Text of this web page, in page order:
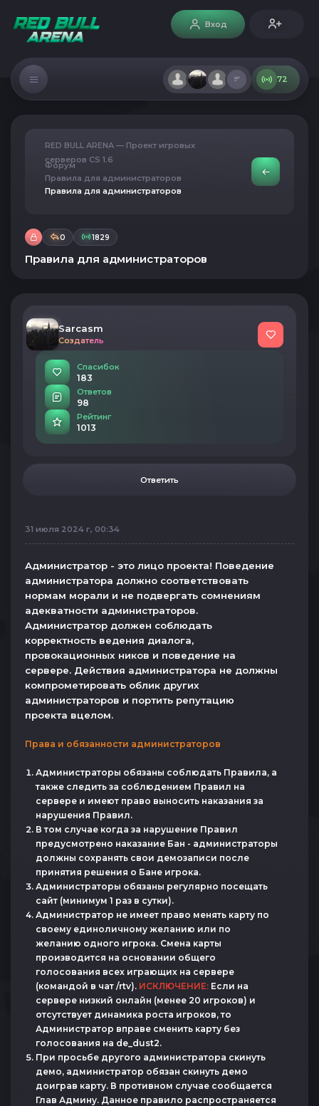
Вход
72
RED BULL ARENA — Проект игровых
серверов CS 1.6
Форум
Правила для администраторов
Правила для администраторов
0 1829
Правила для администраторов
Sarcasm
Создатель
Спасибок
183
Ответов
98
Рейтинг
1013
Ответить
31 июля 2024 г, 00:34
Администратор - это лицо проекта! Поведение
администратора должно соответствовать
нормам морали и не подвергать сомнениям
адекватности администраторов.
Администратор должен соблюдать
корректность ведения диалога,
провокационных ников и поведение на
сервере. Действия администратора не должны
компрометировать облик других
администраторов и портить репутацию
проекта вцелом.
Права и обязанности администраторов
Администраторы обязаны соблюдать Правила, а
также следить за соблюдением Правил на
сервере и имеют право выносить наказания за
нарушения Правил.
В том случае когда за нарушение Правил
предусмотрено наказание Бан - администраторы
должны сохранять свои демозаписи после
принятия решения о Бане игрока.
Администраторы обязаны регулярно посещать
сайт (минимум 1 раз в сутки).
Администратор не имеет право менять карту по
своему единоличному желанию или по
желанию одного игрока. Смена карты
производится на основании общего
голосования всех играющих на сервере
(командой в чат /rtv). ИСКЛЮЧЕНИЕ: Если на
сервере низкий онлайн (менее 20 игроков) и
отсутствует динамика роста игроков, то
Администратор вправе сменить карту без
голосования на de_dust2.
При просьбе другого администратора скинуть
демо, администратор обязан скинуть демо
доиграв карту. В противном случае сообщается
Глав Админу. Данное правило распространяется